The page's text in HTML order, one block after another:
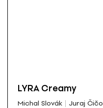
LYRA Creamy
Michal Slovák Juraj Čičo